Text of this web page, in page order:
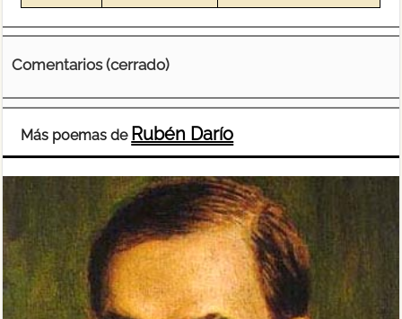
Comentarios (cerrado)
Más poemas de Rubén Darío